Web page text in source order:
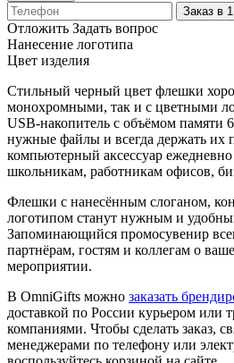
Заказ в
Отложить Задать вопрос
Нанесение логотипа
Цвет изделия
Стильный черный цвет флешки
монохромными, так и с цветными
USB-накопитель с объёмом памяти
нужные файлы и всегда держать их
компьютерный аксессуар
школьникам, работникам офисов,
Флешки с нанесённым слоганом,
логотипом станут нужным и
Запоминающийся промосувенир
партнёрам, гостям и коллегам о
мероприятии.
В OmniGifts можно заказать
доставкой по России курьером или
компаниями. Чтобы сделать заказ,
менеджерами по телефону или